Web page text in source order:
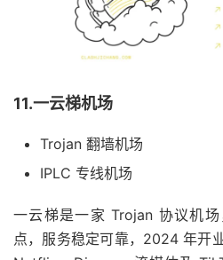
11.一云梯机场
Trojan 翻墙机场
IPLC 专线机场
一云梯是一家 Trojan 协议机
点，服务稳定可靠，2024 年开